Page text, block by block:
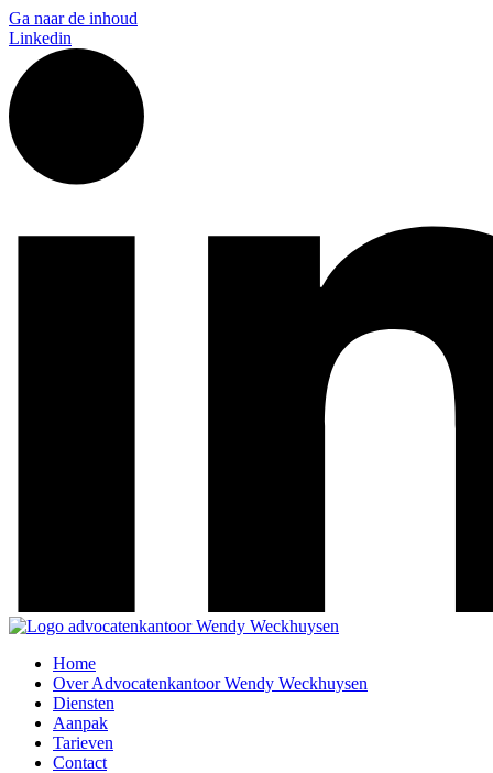
Ga naar de inhoud
Linkedin
Home
Over Advocatenkantoor Wendy Weckhuysen
Diensten
Aanpak
Tarieven
Contact